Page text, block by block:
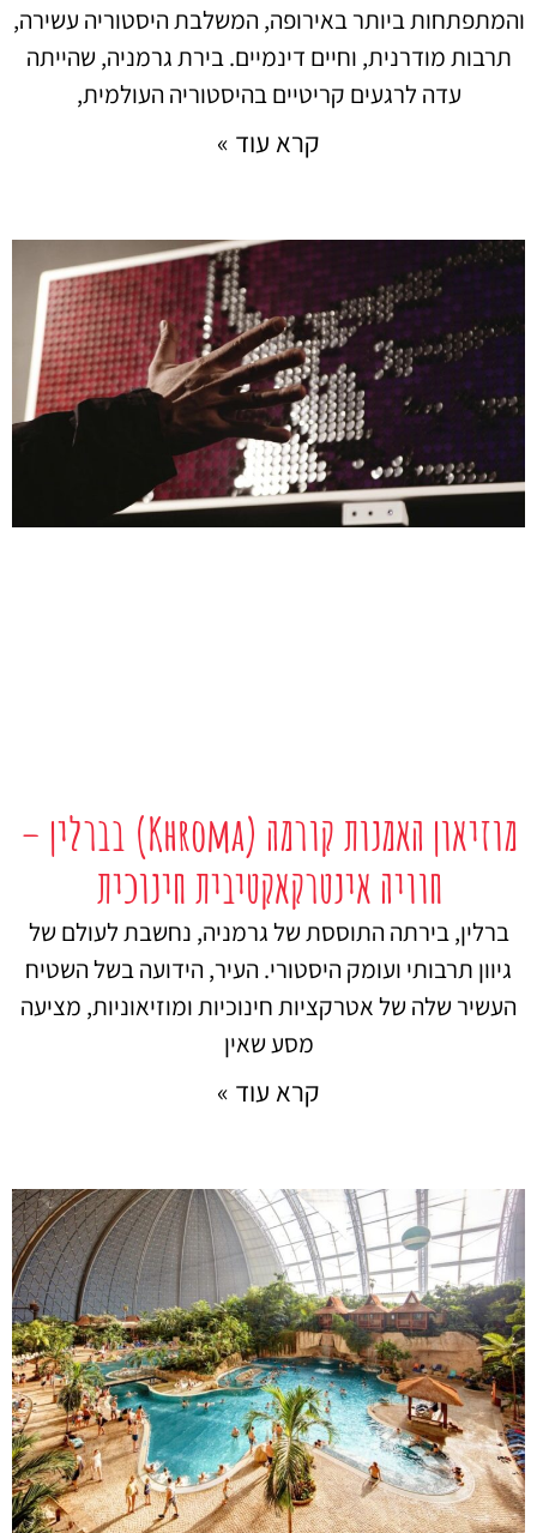
והמתפתחות ביותר באירופה, המשלבת היסטוריה עשירה,
תרבות מודרנית, וחיים דינמיים. בירת גרמניה, שהייתה
עדה לרגעים קריטיים בהיסטוריה העולמית,
קרא עוד »
מוזיאון האמנות קורמה (Khroma) בברלין –
חוויה אינטרקאקטיבית חינוכית
ברלין, בירתה התוססת של גרמניה, נחשבת לעולם של
גיוון תרבותי ועומק היסטורי. העיר, הידועה בשל השטיח
העשיר שלה של אטרקציות חינוכיות ומוזיאוניות, מציעה
מסע שאין
קרא עוד »